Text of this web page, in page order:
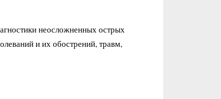
неосложненных острых
и их обострений, травм,